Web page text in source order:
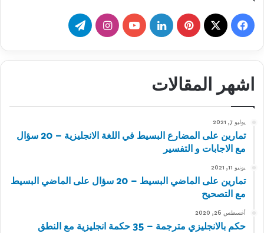
فيسبوك
‫X بينتيريستلينكدإن‫YouTube
انستقرامتيلقرام
اشهر المقالات
يوليو 7, 2021
تمارين على المضارع البسيط في اللغة الانجليزية – 20 سؤال
مع الاجابات و التفسير
يونيو 11, 2021
تمارين على الماضي البسيط – 20 سؤال على الماضي البسيط
مع التصحيح
أغسطس 26, 2020
حكم بالانجليزي مترجمة – 35 حكمة انجليزية مع النطق